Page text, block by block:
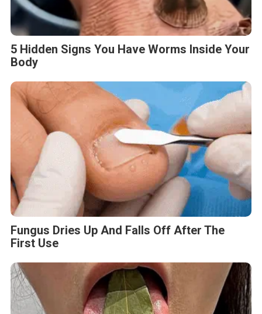
5 Hidden Signs You Have Worms Inside Your
Body
Fungus Dries Up And Falls Off After The
First Use